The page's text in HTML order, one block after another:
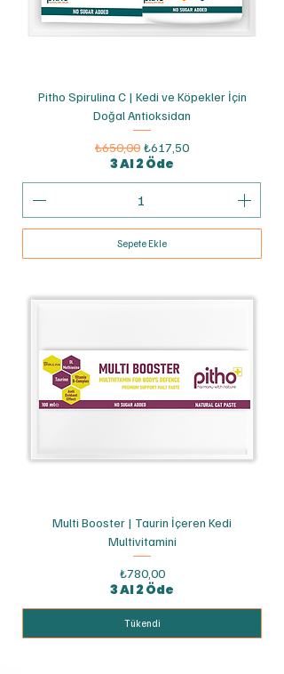
Pitho Spirulina C | Kedi ve Köpekler İçin
Doğal Antioksidan
Normal Fiyat
₺650,00 İndirimli Fiyat
₺617,50
3 Al 2 Öde
Sepete Ekle
Multi Booster | Taurin İçeren Kedi
Multivitamini
Fiyat
₺780,00
3 Al 2 Öde
Tükendi